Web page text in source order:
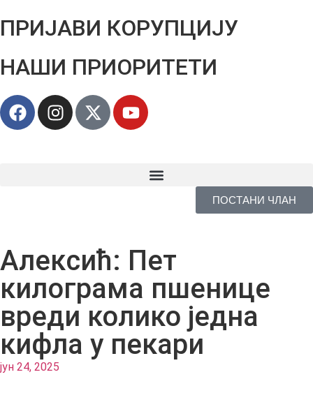
ПРИЈАВИ КОРУПЦИЈУ
НАШИ ПРИОРИТЕТИ
ПОСТАНИ ЧЛАН
Алексић: Пет
килограма пшенице
вреди колико једна
кифла у пекари
јун 24, 2025